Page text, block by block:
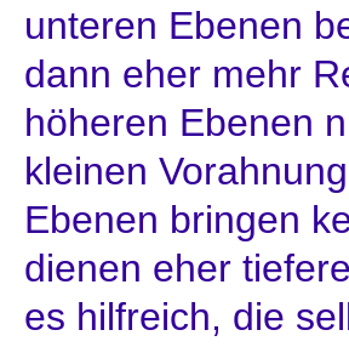
unteren Ebenen
dann eher mehr
höheren Ebenen
kleinen
Ebenen bringen
dienen eher
es hilfreich, die